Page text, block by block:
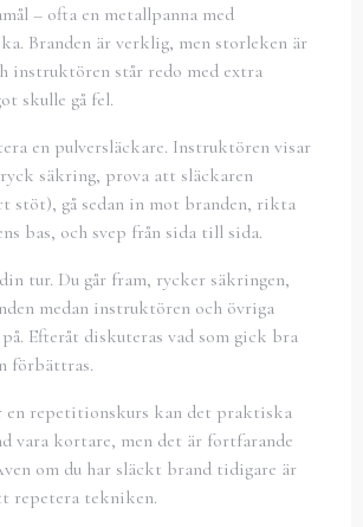
– ofta en metallpanna med
Branden är verklig, men storleken är
instruktören står redo med extra
skulle gå fel.
en pulversläckare. Instruktören visar
säkring, prova att släckaren
stöt), gå sedan in mot branden, rikta
bas, och svep från sida till sida.
tur. Du går fram, rycker säkringen,
medan instruktören och övriga
Efteråt diskuteras vad som gick bra
förbättras.
en repetitionskurs kan det praktiska
vara kortare, men det är fortfarande
om du har släckt brand tidigare är
repetera tekniken.